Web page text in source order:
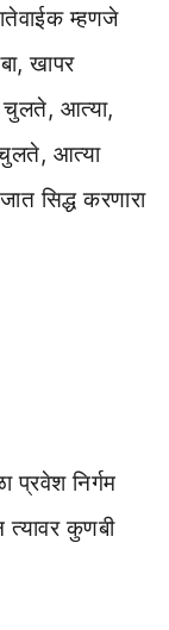
म्हणजे
खापर
चुलते, आत्या,
आत्या
सिद्ध करणारा
प्रवेश निर्गम
त्यावर कुणबी